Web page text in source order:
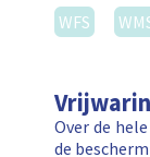
WFS
Over de
de